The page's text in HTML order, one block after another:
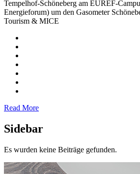
Tempelhof-Schöneberg am EUREF-
Energieforum) um den Gasometer
Tourism & MICE
Read More
Sidebar
Es wurden keine Beiträge gefunden.